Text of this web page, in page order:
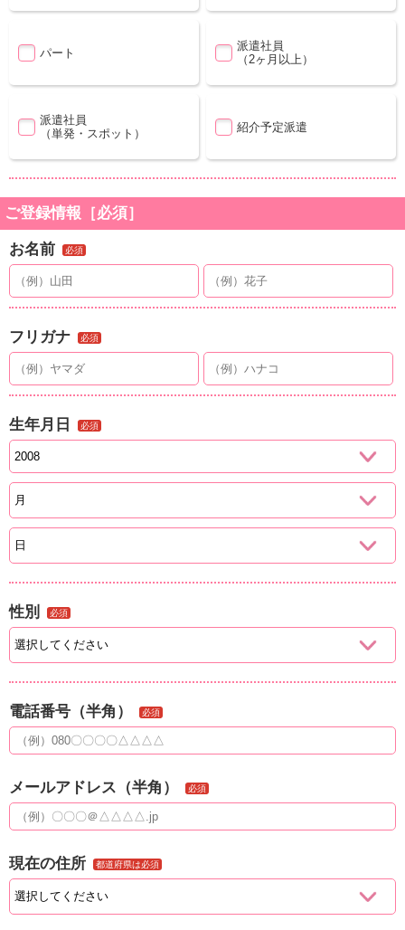
パート
派遣社員
（2ヶ月以上）
派遣社員
（単発・スポット）
紹介予定派遣
ご登録情報［必須］
お名前 必須
フリガナ 必須
生年月日 必須
性別 必須
電話番号（半角） 必須
メールアドレス（半角） 必須
現在の住所 都道府県は必須